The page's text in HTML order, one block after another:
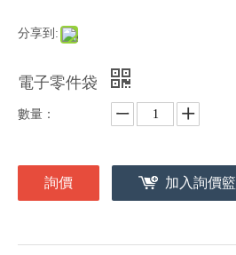
分享到:
電子零件袋
數量：
詢價 加入詢價籃